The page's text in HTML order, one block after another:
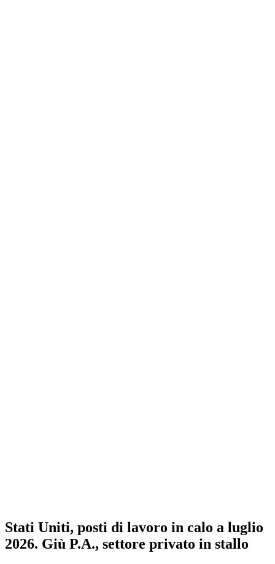
Stati Uniti, posti di lavoro in calo a luglio
2026. Giù P.A., settore privato in stallo